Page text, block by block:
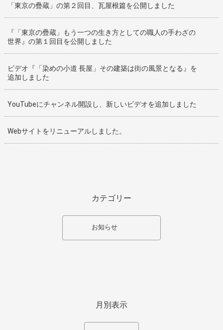
「東京の疊蔵」の第２回目、瓦屋根篇を公開しました
『「東京の疊蔵」もう一つの生き方としての職人の手わざの
世界』の第１回目を公開しました
ビデオ『「染めの小道 長屋」その建築は街の風景となる』を
追加しました
YouTubeにチャンネル開設し、新しいビデオを追加しました
Webサイトをリニューアルしました。
カテゴリー
お知らせ
月別表示